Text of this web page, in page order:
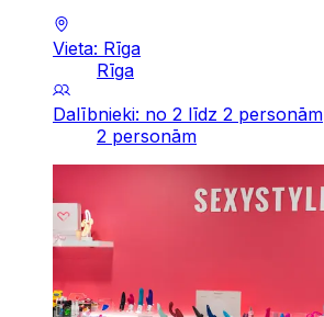
Vieta: Rīga
Rīga
Dalībnieki: no 2 līdz 2 personām
2 personām